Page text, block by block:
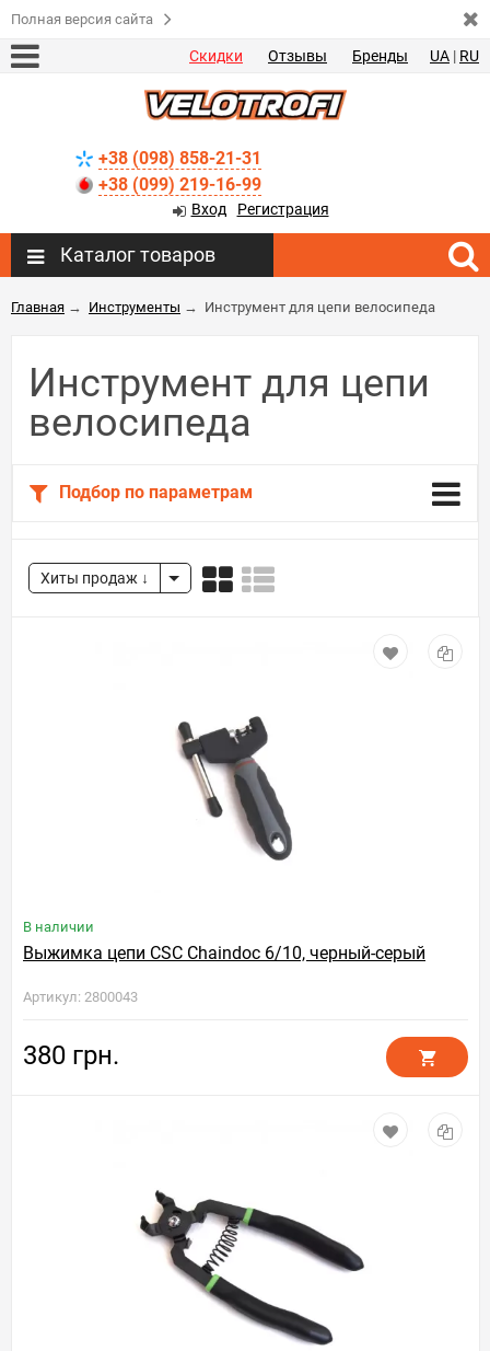
Полная версия сайта
Скидки Отзывы Бренды UA | RU
+38 (098) 858-21-31
+38 (099) 219-16-99
Вход Регистрация
Каталог товаров
Главная → Инструменты → Инструмент для цепи велосипеда
Инструмент для цепи
велосипеда
Подбор по параметрам
Хиты продаж
В наличии
Выжимка цепи CSC Chaindoc 6/10, черный-серый
Артикул: 2800043
380 грн.